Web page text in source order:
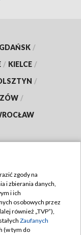
GDAŃSK /
/ KIELCE /
/
/
zgody na
i zbierania danych,
i ich
osobowych przez
również „TVP”),
Zaufanych
(w tym do